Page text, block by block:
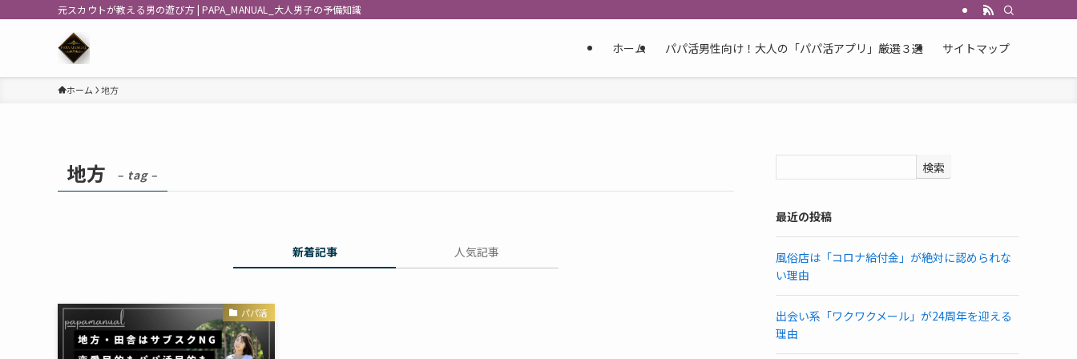
元スカウトが教える男の遊び方 | PAPA_MANUAL_大人男子の予備知識
ホーム パパ活男性向け！大人の「パパ活アプリ」厳選３選 サイトマップ
ホーム 地方
地方 – tag –
新着記事 人気記事
パパ活
検索
最近の投稿
風俗店は「コロナ給付金」が絶対に認められな
い理由
出会い系「ワクワクメール」が24周年を迎える
理由